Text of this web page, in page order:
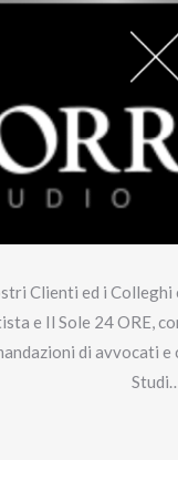
Clienti ed i
e Il Sole 24 ORE,
di avvocati